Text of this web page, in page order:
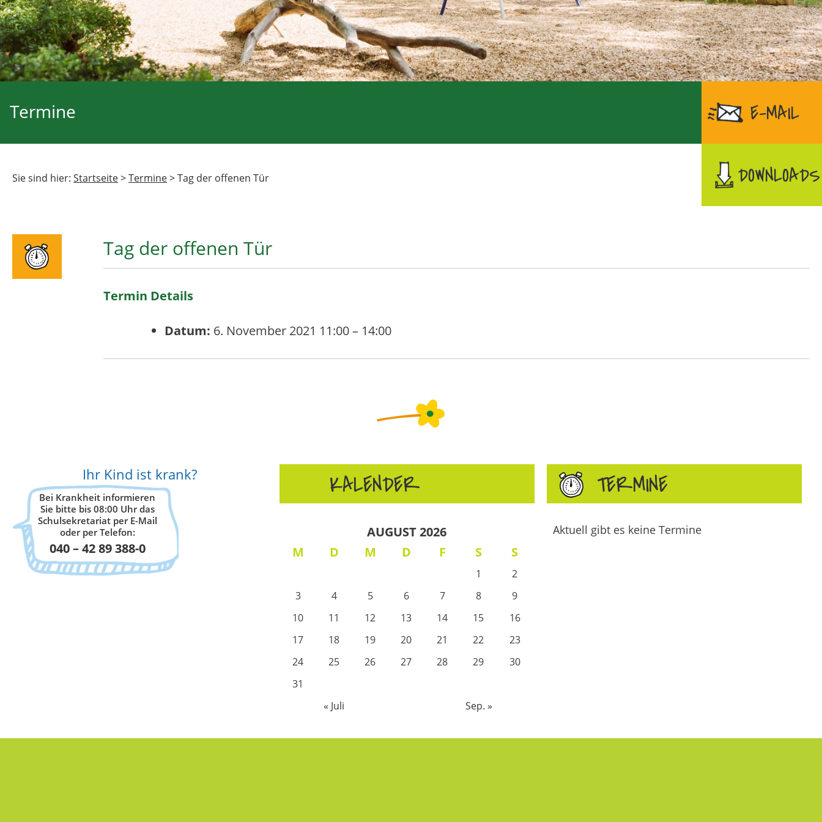
Termine E-MAIL
DOWNLOADS
Sie sind hier: Startseite>Termine>Tag der offenen Tür
Tag der offenen Tür
Termin Details
Datum: 6. November 2021 11:00– 14:00
Ihr Kind ist krank?
Bei Krankheit informieren
Sie bitte bis 08:00 Uhr das
Schulsekretariat per E-Mail
oder per Telefon:
040 – 42 89 388-0
KALENDER
AUGUST 2026
M
D M D F S S
1
2
3
4 5 6 7 8
9
10
11 12 13 14 15
16
17
18 19 20 21 22
23
24
25 26 27 28 29
30
31
« Juli
Sep. »
TERMINE
Aktuell gibt es keine Termine